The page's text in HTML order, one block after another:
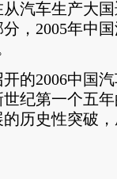
从汽车生产大
，2005年中
2006中国汽
纪第一个五
历史性突破